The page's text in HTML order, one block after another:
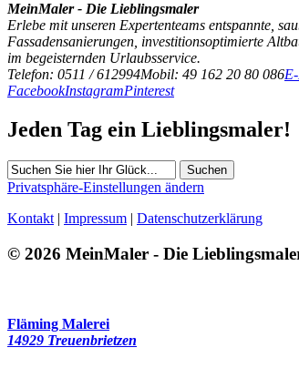
MeinMaler - Die Lieblingsmaler
Erlebe mit unseren Expertenteams entspannte,
Fassadensanierungen, investitionsoptimierte
im begeisternden Urlaubsservice.
Telefon: 0511 / 612994Mobil: 49 162 20 80 086
FacebookInstagramPinterest
Jeden Tag ein Lieblingsmaler!
Suchen
Privatsphäre-Einstellungen ändern
Kontakt | Impressum | Datenschutzerklärung
© 2026 MeinMaler - Die
Fläming Malerei
14929 Treuenbrietzen